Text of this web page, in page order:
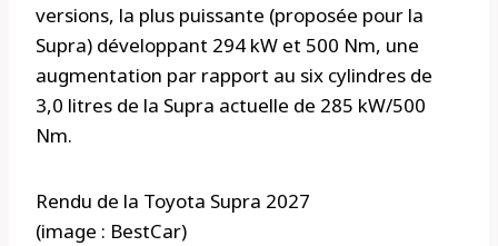
versions, la plus puissante (proposée pour la
Supra) développant 294 kW et 500 Nm, une
augmentation par rapport au six cylindres de
3,0 litres de la Supra actuelle de 285 kW/500
Nm.
Rendu de la Toyota Supra 2027
(image : BestCar)